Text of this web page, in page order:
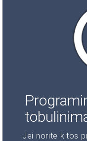
Jei norite kitos